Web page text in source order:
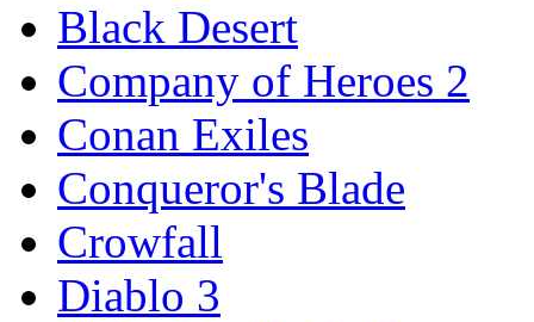
Black Desert
Company of Heroes 2
Conan Exiles
Conqueror's Blade
Crowfall
Diablo 3